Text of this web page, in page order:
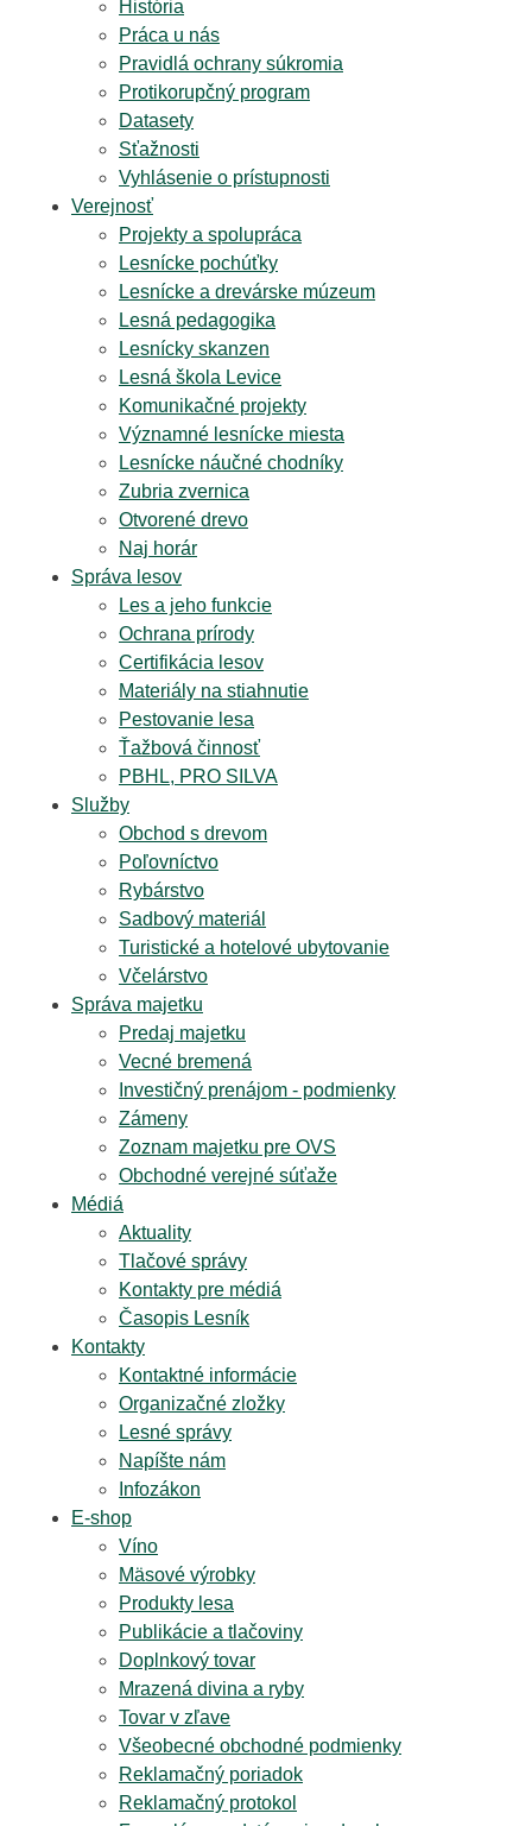
História
Práca u nás
Pravidlá ochrany súkromia
Protikorupčný program
Datasety
Sťažnosti
Vyhlásenie o prístupnosti
Verejnosť
Projekty a spolupráca
Lesnícke pochúťky
Lesnícke a drevárske múzeum
Lesná pedagogika
Lesnícky skanzen
Lesná škola Levice
Komunikačné projekty
Významné lesnícke miesta
Lesnícke náučné chodníky
Zubria zvernica
Otvorené drevo
Naj horár
Správa lesov
Les a jeho funkcie
Ochrana prírody
Certifikácia lesov
Materiály na stiahnutie
Pestovanie lesa
Ťažbová činnosť
PBHL, PRO SILVA
Služby
Obchod s drevom
Poľovníctvo
Rybárstvo
Sadbový materiál
Turistické a hotelové ubytovanie
Včelárstvo
Správa majetku
Predaj majetku
Vecné bremená
Investičný prenájom - podmienky
Zámeny
Zoznam majetku pre OVS
Obchodné verejné súťaže
Médiá
Aktuality
Tlačové správy
Kontakty pre médiá
Časopis Lesník
Kontakty
Kontaktné informácie
Organizačné zložky
Lesné správy
Napíšte nám
Infozákon
E-shop
Víno
Mäsové výrobky
Produkty lesa
Publikácie a tlačoviny
Doplnkový tovar
Mrazená divina a ryby
Tovar v zľave
Všeobecné obchodné podmienky
Reklamačný poriadok
Reklamačný protokol